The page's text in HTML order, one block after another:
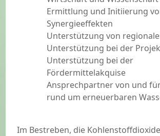
Ermittlung und Initiierung
Synergieeffekten
Unterstützung von
Unterstützung bei der
Unterstützung bei der
Fördermittelakquise
Ansprechpartner von und
rund um erneuerbaren
Im Bestreben, die